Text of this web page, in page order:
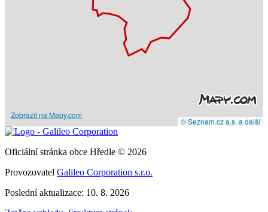
Zobrazit na Mapy.com
© Seznam.cz a.s. a další
Oficiální stránka obce Hředle © 2026
Provozovatel Galileo Corporation s.r.o.
Poslední aktualizace: 10. 8. 2026